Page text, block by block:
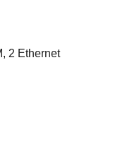
2 Ethernet